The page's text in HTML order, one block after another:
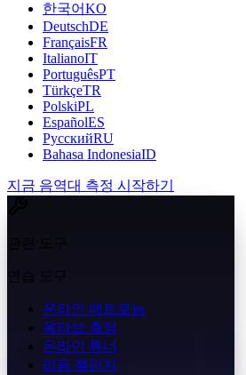
한국어KO
DeutschDE
FrançaisFR
ItalianoIT
PortuguêsPT
TürkçeTR
PolskiPL
EspañolES
РусскийRU
Bahasa IndonesiaID
지금 음역대 측정 시작하기
연습 도구
온라인 메트로놈
옥타브 측정
온라인 튜너
리듬 챌린지